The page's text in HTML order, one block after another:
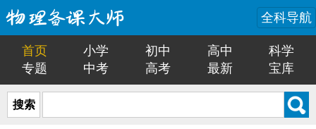
全科导航
首页 小学 初中 高中
科学
专题
中考 高考 最新 宝库
搜索